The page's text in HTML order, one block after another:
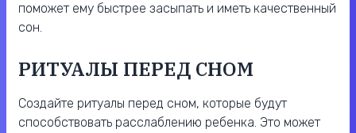
поможет ему быстрее засыпать и иметь качественный
сон.
РИТУАЛЫ ПЕРЕД СНОМ
Создайте ритуалы перед сном, которые будут
способствовать расслаблению ребенка. Это может